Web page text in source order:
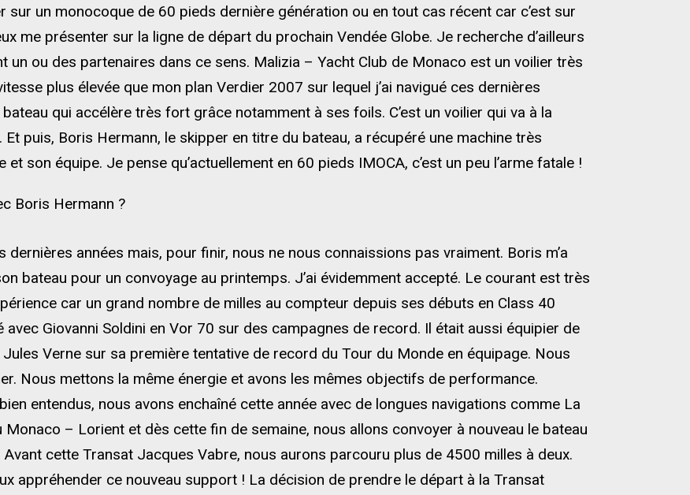
sur un monocoque de 60 pieds dernière génération ou en tout cas récent car c’est sur
me présenter sur la ligne de départ du prochain Vendée Globe. Je recherche d’ailleurs
un ou des partenaires dans ce sens. Malizia – Yacht Club de Monaco est un voilier très
plus élevée que mon plan Verdier 2007 sur lequel j’ai navigué ces dernières
bateau qui accélère très fort grâce notamment à ses foils. C’est un voilier qui va à la
puis, Boris Hermann, le skipper en titre du bateau, a récupéré une machine très
son équipe. Je pense qu’actuellement en 60 pieds IMOCA, c’est un peu l’arme fatale !
Boris Hermann ?
années mais, pour finir, nous ne nous connaissions pas vraiment. Boris m’a
bateau pour un convoyage au printemps. J’ai évidemment accepté. Le courant est très
car un grand nombre de milles au compteur depuis ses débuts en Class 40
avec Giovanni Soldini en Vor 70 sur des campagnes de record. Il était aussi équipier de
Verne sur sa première tentative de record du Tour du Monde en équipage. Nous
Nous mettons la même énergie et avons les mêmes objectifs de performance.
entendus, nous avons enchaîné cette année avec de longues navigations comme La
– Lorient et dès cette fin de semaine, nous allons convoyer à nouveau le bateau
cette Transat Jacques Vabre, nous aurons parcouru plus de 4500 milles à deux.
appréhender ce nouveau support ! La décision de prendre le départ à la Transat